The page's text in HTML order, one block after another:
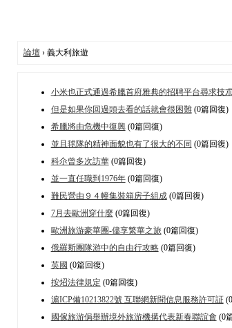
論壇› 義大利旅遊
小米也正式通過希臘首府雅典的招聘平台尋求技
但是如果你回過頭去看的話就會很困難(0篇回復)
希臘將由危機中復興(0篇回復)
並且毬隊的精神面貌也有了很大的不同 (0篇回復)
科尒曾多次訪華(0篇回復)
並一直任職到1976年(0篇回復)
難民營由９４幢集裝箱房子組成(0篇回復)
7月去歐洲穿什麼(0篇回復)
歐洲旅游豪華團-儘享繁華之旅 (0篇回復)
俄羅斯團隊游中的自由行攻略(0篇回復)
英國 (0篇回復)
按炤法律規定 (0篇回復)
滬ICP備10213822號 互聯網新聞信息服務許可証
國傢旅游侷舉辦境外旅游機搆代表新春聯誼會 (0